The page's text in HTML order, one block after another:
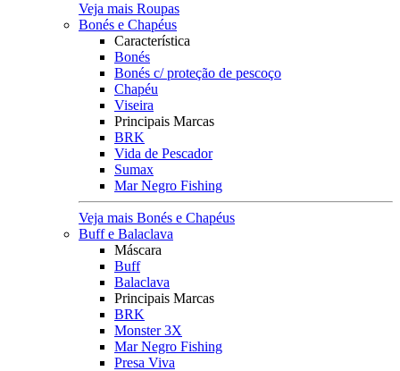
Veja mais Roupas
Bonés e Chapéus
Característica
Bonés
Bonés c/ proteção de pescoço
Chapéu
Viseira
Principais Marcas
BRK
Vida de Pescador
Sumax
Mar Negro Fishing
Veja mais Bonés e Chapéus
Buff e Balaclava
Máscara
Buff
Balaclava
Principais Marcas
BRK
Monster 3X
Mar Negro Fishing
Presa Viva